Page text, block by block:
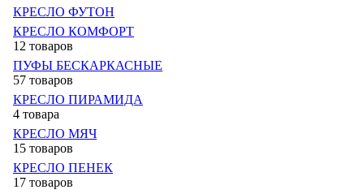
КРЕСЛО ФУТОН
КРЕСЛО КОМФОРТ
12 товаров
ПУФЫ БЕСКАРКАСНЫЕ
57 товаров
КРЕСЛО ПИРАМИДА
4 товара
КРЕСЛО МЯЧ
15 товаров
КРЕСЛО ПЕНЕК
17 товаров